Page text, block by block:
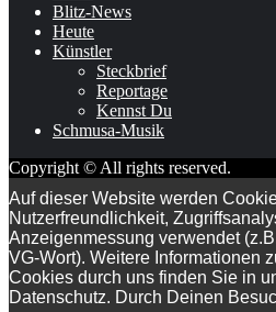
Blitz-News
Heute
Künstler
Steckbrief
Reportage
Kennst Du
Schmusa-Musik
Copyright © All rights reserved.
Auf dieser Website werden
Nutzerfreundlichkeit,
Anzeigenmessung verwendet
VG-Wort). Weitere Informationen
Cookies durch uns finden Sie in
Datenschutz. Durch Deinen